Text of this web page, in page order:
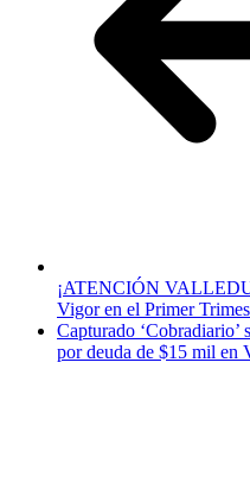
¡ATENCIÓN
Vigor en el Primer
Capturado
por deuda de $15 mil en